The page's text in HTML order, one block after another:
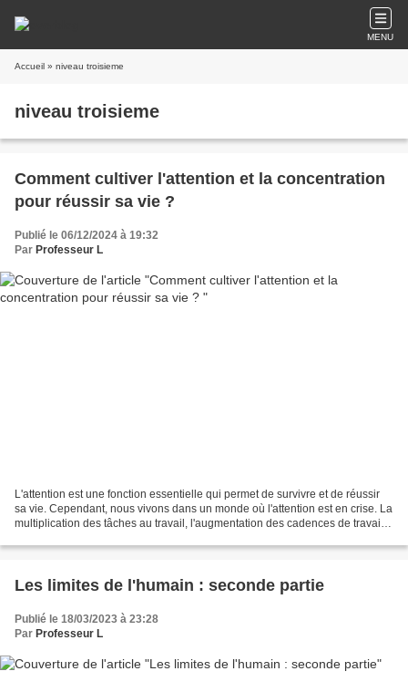
MENU
Accueil » niveau troisieme
niveau troisieme
Comment cultiver l'attention et la concentration
pour réussir sa vie ?
Publié le 06/12/2024 à 19:32
Par Professeur L
L'attention est une fonction essentielle qui permet de survivre et de réussir
sa vie. Cependant, nous vivons dans un monde où l'attention est en crise. La
multiplication des tâches au travail, l'augmentation des cadences de travail,
Les limites de l'humain : seconde partie
Publié le 18/03/2023 à 23:28
Par Professeur L